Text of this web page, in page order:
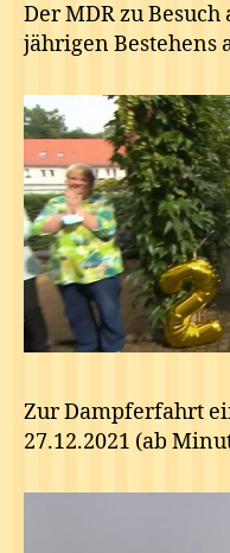
Der MDR zu Besuch
jährigen Bestehens
Zur Dampferfahrt
27.12.2021 (ab